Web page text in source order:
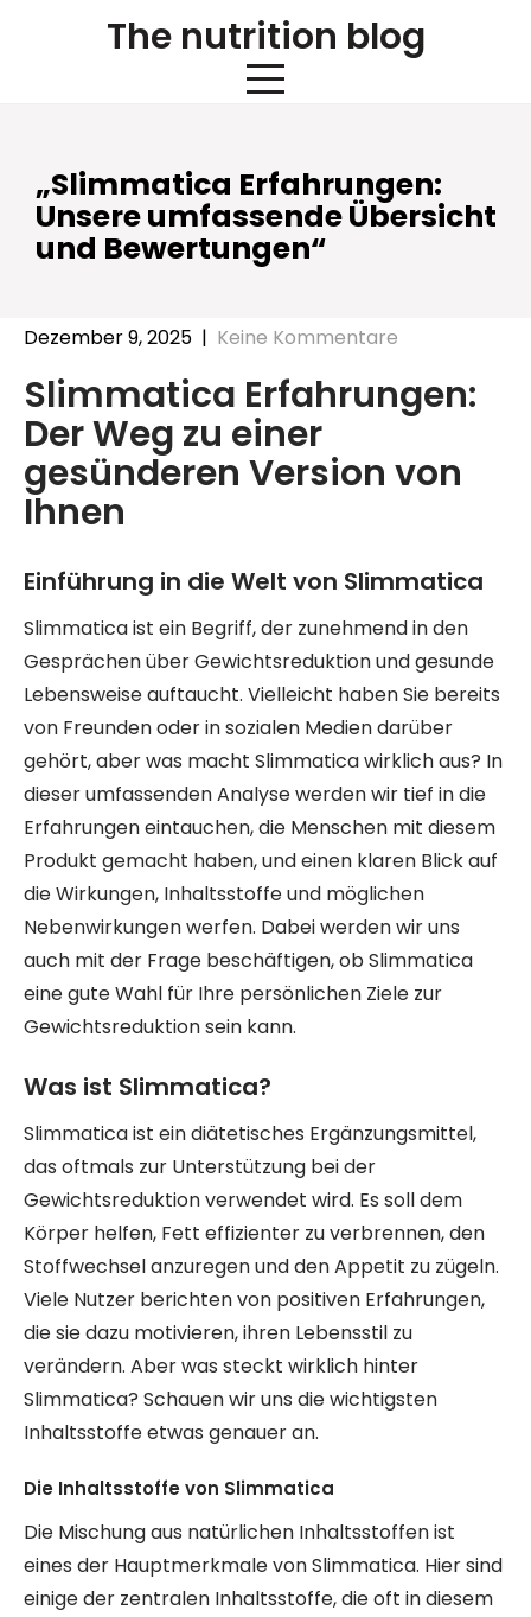
The nutrition blog
„Slimmatica Erfahrungen:
Unsere umfassende Übersicht
und Bewertungen“
Dezember 9, 2025 | Keine Kommentare
Slimmatica Erfahrungen:
Der Weg zu einer
gesünderen Version von
Ihnen
Einführung in die Welt von Slimmatica
Slimmatica ist ein Begriff, der zunehmend in den
Gesprächen über Gewichtsreduktion und gesunde
Lebensweise auftaucht. Vielleicht haben Sie bereits
von Freunden oder in sozialen Medien darüber
gehört, aber was macht Slimmatica wirklich aus? In
dieser umfassenden Analyse werden wir tief in die
Erfahrungen eintauchen, die Menschen mit diesem
Produkt gemacht haben, und einen klaren Blick auf
die Wirkungen, Inhaltsstoffe und möglichen
Nebenwirkungen werfen. Dabei werden wir uns
auch mit der Frage beschäftigen, ob Slimmatica
eine gute Wahl für Ihre persönlichen Ziele zur
Gewichtsreduktion sein kann.
Was ist Slimmatica?
Slimmatica ist ein diätetisches Ergänzungsmittel,
das oftmals zur Unterstützung bei der
Gewichtsreduktion verwendet wird. Es soll dem
Körper helfen, Fett effizienter zu verbrennen, den
Stoffwechsel anzuregen und den Appetit zu zügeln.
Viele Nutzer berichten von positiven Erfahrungen,
die sie dazu motivieren, ihren Lebensstil zu
verändern. Aber was steckt wirklich hinter
Slimmatica? Schauen wir uns die wichtigsten
Inhaltsstoffe etwas genauer an.
Die Inhaltsstoffe von Slimmatica
Die Mischung aus natürlichen Inhaltsstoffen ist
eines der Hauptmerkmale von Slimmatica. Hier sind
einige der zentralen Inhaltsstoffe, die oft in diesem